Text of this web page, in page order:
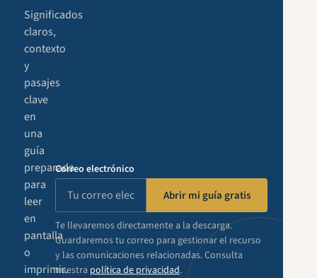
Significados
claros,
contexto
y
pasajes
clave
en
una
guía
preparada
para
leer
en
pantalla
o
imprimir.
Correo electrónico
Abrir mi guía gratis
Te llevaremos directamente a la descarga.
Guardaremos tu correo para gestionar el recurso
y las comunicaciones relacionadas. Consulta
nuestra política de privacidad.